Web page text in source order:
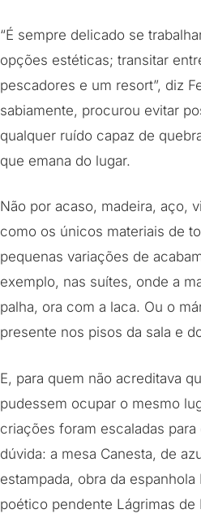
“É sempre delicado se
opções estéticas; transitar
pescadores e um resort”, diz
sabiamente, procurou evitar
qualquer ruído capaz de
que emana do lugar.
Não por acaso, madeira, aço,
como os únicos materiais de
pequenas variações de
exemplo, nas suítes, onde a
palha, ora com a laca. Ou o
presente nos pisos da sala e
E, para quem não acreditava
pudessem ocupar o mesmo
criações foram escaladas
dúvida: a mesa Canesta, de
estampada, obra da
poético pendente Lágrimas de